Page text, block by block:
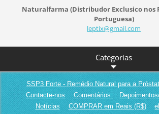
Naturalfarma (Distribudor Exclusico nos
Portuguesa)
leptix@gmail.com
Categorias
SSP3 Forte - Remédio Natural para a
Contacte-nos
Comentários
Notícias
COMPRAR em Reais (R$)